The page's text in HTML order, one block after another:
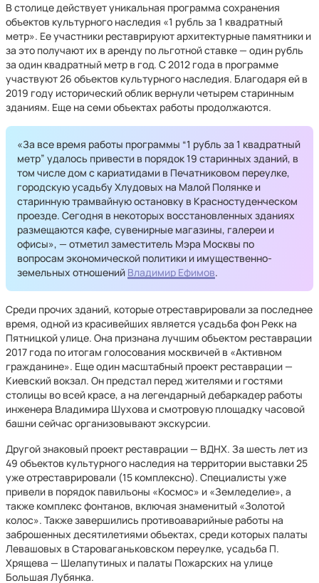
В столице действует уникальная программа сохранения
объектов культурного наследия «1 рубль за 1 квадратный
метр». Ее участники реставрируют архитектурные памятники и
за это получают их в аренду по льготной ставке — один рубль
за один квадратный метр в год. С 2012 года в программе
участвуют 26 объектов культурного наследия. Благодаря ей в
2019 году исторический облик вернули четырем старинным
зданиям. Еще на семи объектах работы продолжаются.
«За все время работы программы “1 рубль за 1 квадратный
метр” удалось привести в порядок 19 старинных зданий, в
том числе дом с кариатидами в Печатниковом переулке,
городскую усадьбу Хлудовых на Малой Полянке и
старинную трамвайную остановку в Красностуденческом
проезде. Сегодня в некоторых восстановленных зданиях
размещаются кафе, сувенирные магазины, галереи и
офисы», — отметил заместитель Мэра Москвы по
вопросам экономической политики и имущественно-
земельных отношений Владимир Ефимов.
Среди прочих зданий, которые отреставрировали за последнее
время, одной из красивейших является усадьба фон Рекк на
Пятницкой улице. Она признана лучшим объектом реставрации
2017 года по итогам голосования москвичей в «Активном
гражданине». Еще один масштабный проект реставрации —
Киевский вокзал. Он предстал перед жителями и гостями
столицы во всей красе, а на легендарный дебаркадер работы
инженера Владимира Шухова и смотровую площадку часовой
башни сейчас организовывают экскурсии.
Другой знаковый проект реставрации — ВДНХ. За шесть лет из
49 объектов культурного наследия на территории выставки 25
уже отреставрировали (15 комплексно). Специалисты уже
привели в порядок павильоны «Космос» и «Земледелие», а
также комплекс фонтанов, включая знаменитый «Золотой
колос». Также завершились противоаварийные работы на
заброшенных десятилетиями объектах, среди которых палаты
Левашовых в Староваганьковском переулке, усадьба П.
Хрящева — Шелапутиных и палаты Пожарских на улице
Большая Лубянка.